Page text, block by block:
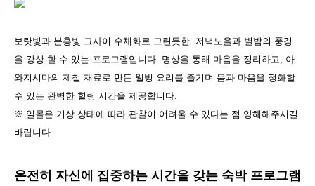
보랏빛과 분홍빛 그사이 수채화로 그린듯한 저녁노을과 별밤의 풍경
을 강상 할 수 있는 프로그램입니다. 명상을 통해 마음을 정리하고, 아
와지시마의 제철 재료로 만든 웰빙 요리를 즐기며 몸과 마음을 정화할
수 있는 완벽한 힐링 시간을 제공합니다.
※ 일몰은 기상 상태에 따라 관찰이 어려울 수 있다는 점 양해해주시길
바랍니다.
온전히 자신에 집중하는 시간을 갖는 숙박 프로그램